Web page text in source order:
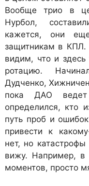
Вообще трио в
Нурбол,
кажется, они
защитникам в КПЛ.
видим, что и здесь
ротацию.
Дудченко,
пока ДАО
определился, кто
путь проб и
привести к
нет, но
вижу. Например, в
моментов, просто